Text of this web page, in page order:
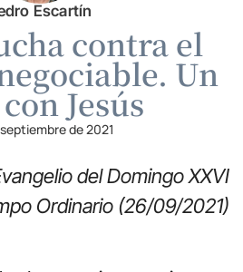
Escartín
contra el
Un
Jesús
de 2021
del Domingo XXVI
Ordinario (26/09/2021)